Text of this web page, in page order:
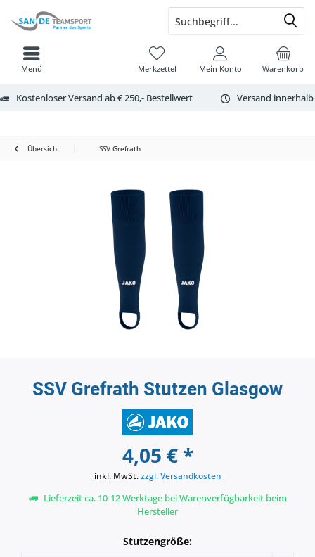
Kostenloser Versand ab € 250,- Bestellwert Versand
Warenkorb
Merkzettel Mein Konto
Menü
Übersicht SSV Grefrath
SSV Grefrath Stutzen Glasgow
4,05 € *
inkl. MwSt.zzgl. Versandkosten
Lieferzeit ca. 10-12 Werktage bei Warenverfügbarkeit beim
Hersteller
Stutzengröße: